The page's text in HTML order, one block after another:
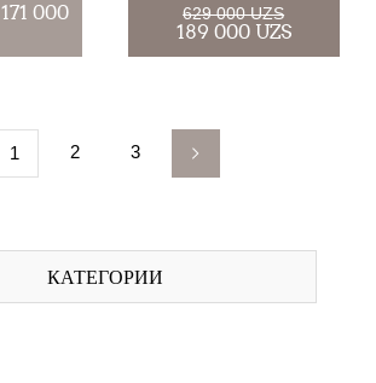
171 000
629 000 UZS
189 000 UZS
1 2 3
КАТЕГОРИИ